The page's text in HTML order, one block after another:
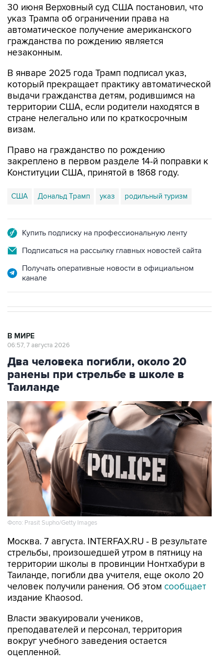
автоматическое получение американского
гражданства по рождению является
незаконным.
В январе 2025 года Трамп подписал указ,
выдачи гражданства детям, родившимся на
территории США, если родители находятся в
стране нелегально или по краткосрочным
визам.
Право на гражданство по рождению
Конституции США, принятой в 1868 году.
США Дональд Трамп указ родильный туризм
Подписаться на рассылку главных новостей сайта
Получать оперативные новости в официальном
Два человека погибли, около 20
ранены при стрельбе в школе в
Таиланде
Фото: Prasit Supho/Getty Images
Москва. 7 августа. INTERFAX.RU - В результате
территории школы в провинции Нонтхабури в
Таиланде, погибли два учителя, еще около 20
человек получили ранения. Об этомсообщает
издание Khaosod.
Власти эвакуировали учеников,
вокруг учебного заведения остается
оцепленной.
По предварительным данным, трое